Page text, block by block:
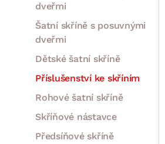
dveřmi
Šatní skříně s posuvnými
dveřmi
Dětské šatní skříně
Příslušenství ke skříním
Rohové šatní skříně
Skříňové nástavce
Předsíňové skříně